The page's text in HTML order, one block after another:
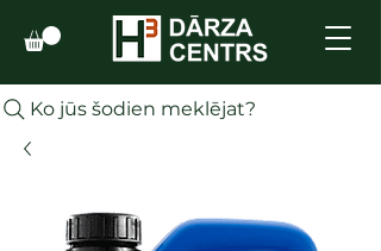
Ko jūs šodien meklējat?